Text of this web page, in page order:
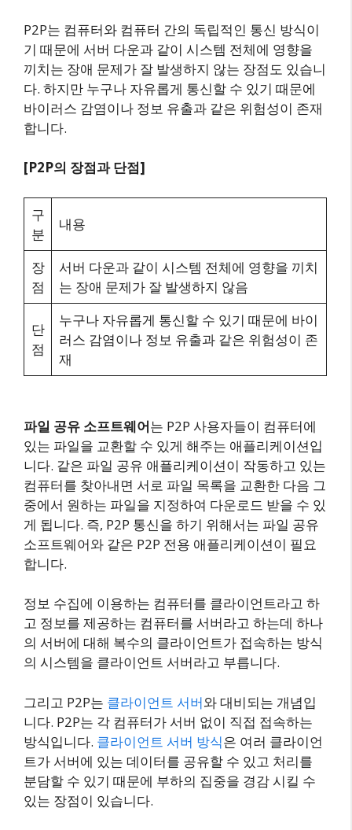
P2P는 컴퓨터와 컴퓨터 간의 독립적인 통신 방식이
기 때문에 서버 다운과 같이 시스템 전체에 영향을
끼치는 장애 문제가 잘 발생하지 않는 장점도 있습니
다. 하지만 누구나 자유롭게 통신할 수 있기 때문에
바이러스 감염이나 정보 유출과 같은 위험성이 존재
합니다.
[P2P의 장점과 단점]
구
분
내용
장
점
서버 다운과 같이 시스템 전체에 영향을 끼치
는 장애 문제가 잘 발생하지 않음
단
점
누구나 자유롭게 통신할 수 있기 때문에 바이
러스 감염이나 정보 유출과 같은 위험성이 존
재
파일 공유 소프트웨어는 P2P 사용자들이 컴퓨터에
있는 파일을 교환할 수 있게 해주는 애플리케이션입
니다. 같은 파일 공유 애플리케이션이 작동하고 있는
컴퓨터를 찾아내면 서로 파일 목록을 교환한 다음 그
중에서 원하는 파일을 지정하여 다운로드 받을 수 있
게 됩니다. 즉, P2P 통신을 하기 위해서는 파일 공유
소프트웨어와 같은 P2P 전용 애플리케이션이 필요
합니다.
정보 수집에 이용하는 컴퓨터를 클라이언트라고 하
고 정보를 제공하는 컴퓨터를 서버라고 하는데 하나
의 서버에 대해 복수의 클라이언트가 접속하는 방식
의 시스템을 클라이언트 서버라고 부릅니다.
그리고 P2P는 클라이언트 서버와 대비되는 개념입
니다. P2P는 각 컴퓨터가 서버 없이 직접 접속하는
방식입니다. 클라이언트 서버 방식은 여러 클라이언
트가 서버에 있는 데이터를 공유할 수 있고 처리를
분담할 수 있기 때문에 부하의 집중을 경감 시킬 수
있는 장점이 있습니다.